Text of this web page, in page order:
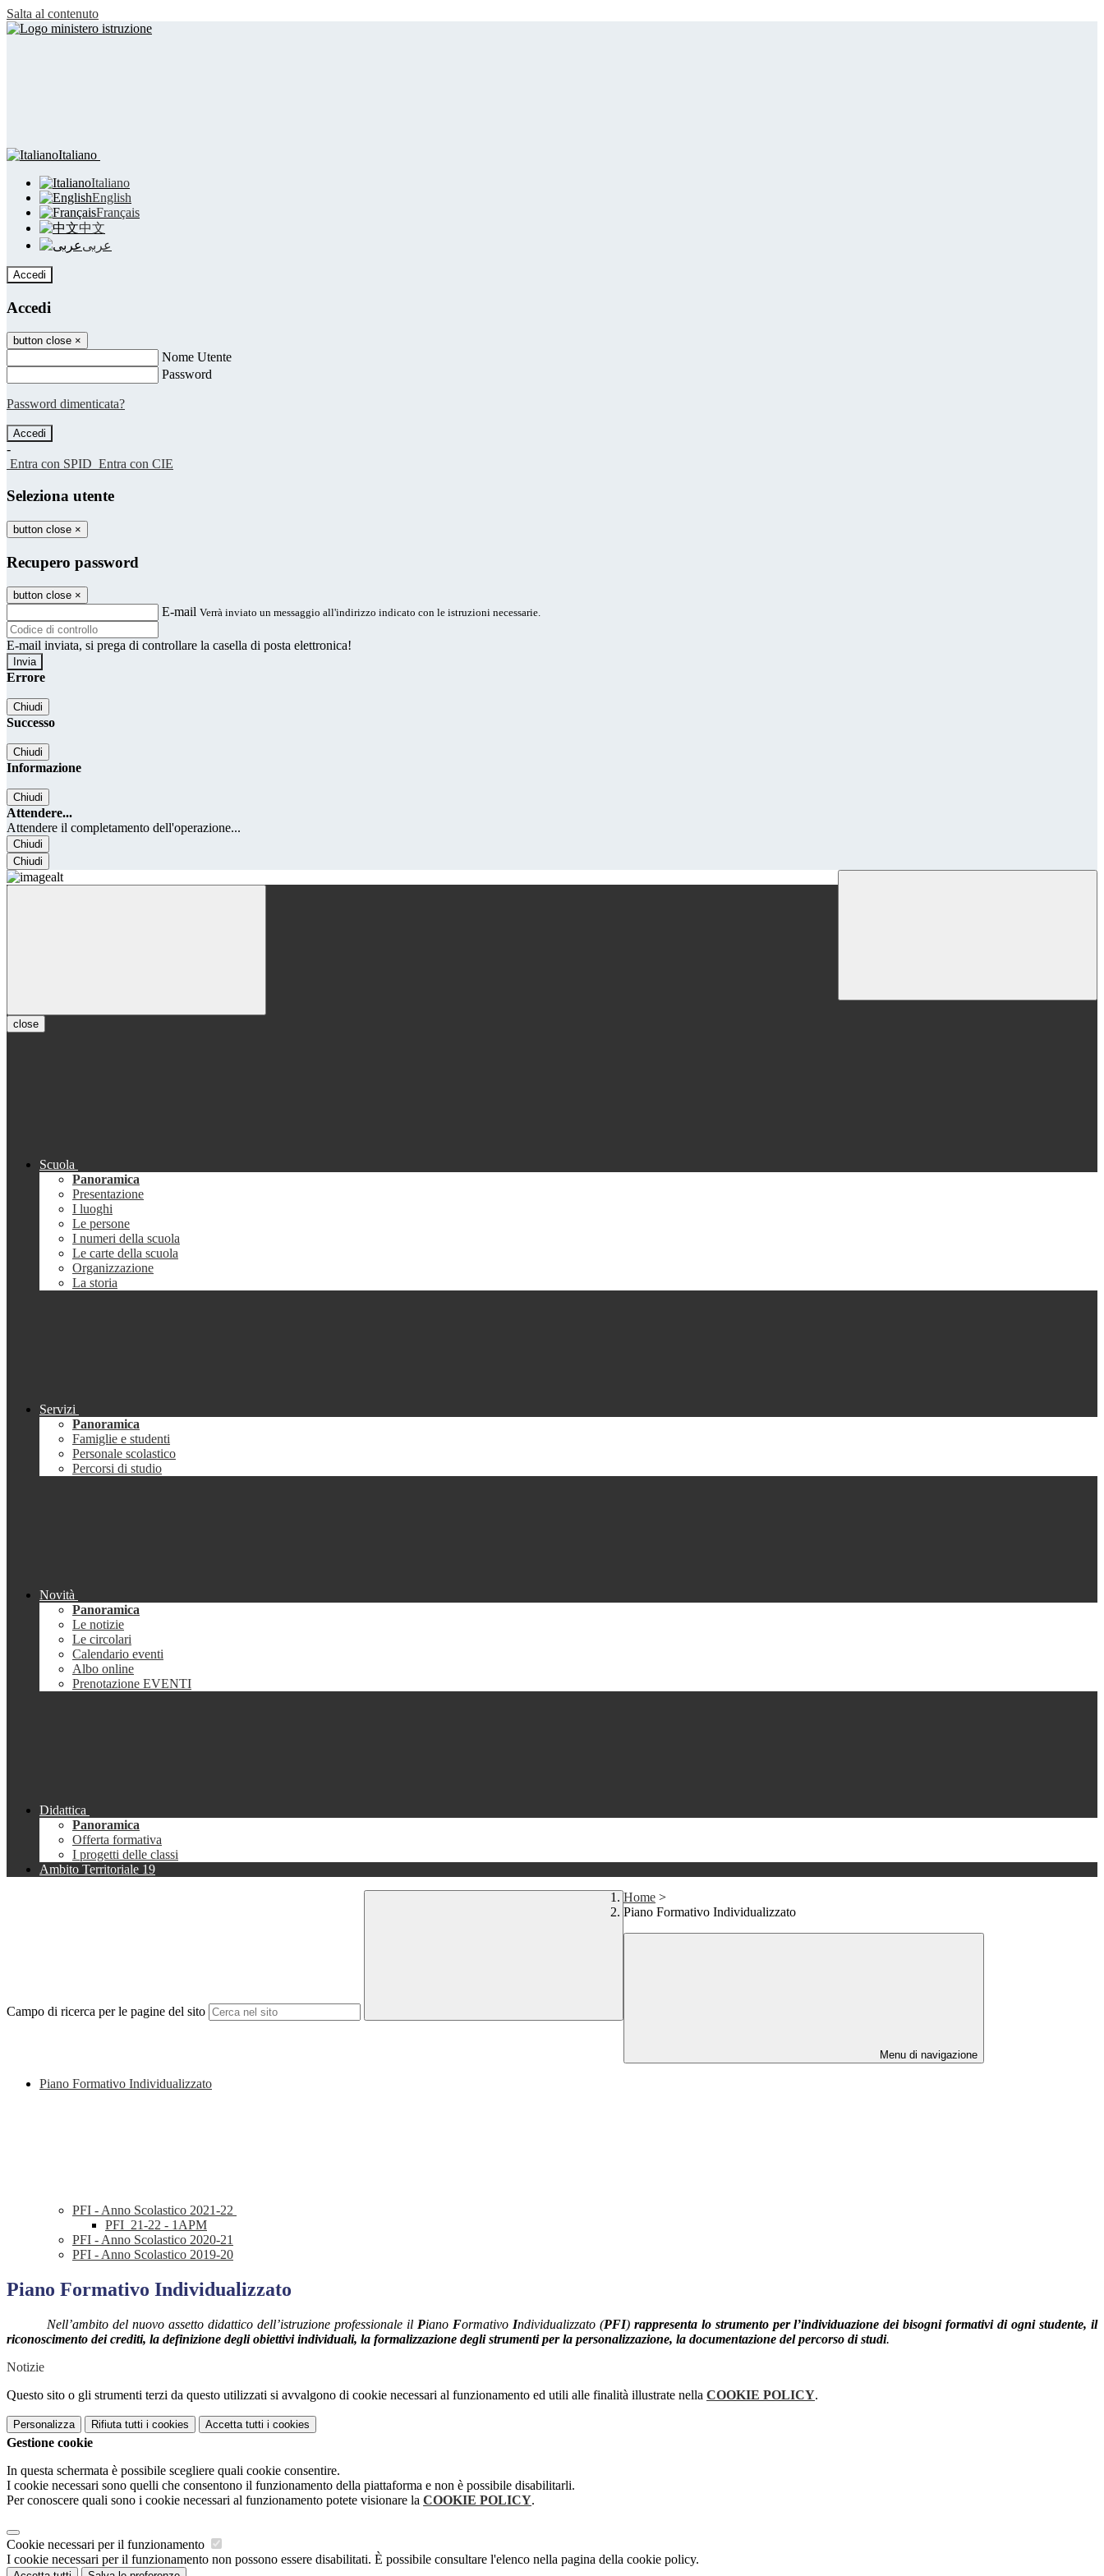
Salta al contenuto
Italiano
Italiano
English
Français
中文
عربى
Accedi
Accedi
button close ×
Nome Utente
Password
Password dimenticata?
-
Entra con SPID Entra con CIE
Seleziona utente
button close ×
Recupero password
button close ×
E-mail Verrà inviato un messaggio all'indirizzo indicato con le istruzioni necessarie.
E-mail inviata, si prega di controllare la casella di posta elettronica!
Errore
Chiudi
Successo
Chiudi
Informazione
Chiudi
Attendere...
Attendere il completamento dell'operazione...
Chiudi
Chiudi
close
Scuola
Panoramica
Presentazione
I luoghi
Le persone
I numeri della scuola
Le carte della scuola
Organizzazione
La storia
Servizi
Panoramica
Famiglie e studenti
Personale scolastico
Percorsi di studio
Novità
Panoramica
Le notizie
Le circolari
Calendario eventi
Albo online
Prenotazione EVENTI
Didattica
Panoramica
Offerta formativa
I progetti delle classi
Ambito Territoriale 19
Campo di ricerca per le pagine del sito
Home >
Piano Formativo Individualizzato
Menu di navigazione
Piano Formativo Individualizzato
PFI - Anno Scolastico 2021-22
PFI_21-22 - 1APM
PFI - Anno Scolastico 2020-21
PFI - Anno Scolastico 2019-20
Piano Formativo Individualizzato
Nell’ambito del nuovo assetto didattico dell’istruzione professionale il Piano Formativo Individualizzato (PFI) rappresenta lo strumento per l’individuazione dei bisogni formativi di ogni studente, il
riconoscimento dei crediti, la definizione degli obiettivi individuali, la formalizzazione degli strumenti per la personalizzazione, la documentazione del percorso di studi.
Notizie
Questo sito o gli strumenti terzi da questo utilizzati si avvalgono di cookie necessari al funzionamento ed utili alle finalità illustrate nella COOKIE POLICY.
Personalizza Rifiuta tutti i cookies Accetta tutti i cookies
Gestione cookie
In questa schermata è possibile scegliere quali cookie consentire.
I cookie necessari sono quelli che consentono il funzionamento della piattaforma e non è possibile disabilitarli.
Per conoscere quali sono i cookie necessari al funzionamento potete visionare la COOKIE POLICY.
Cookie necessari per il funzionamento
I cookie necessari per il funzionamento non possono essere disabilitati. È possibile consultare l'elenco nella pagina della cookie policy.